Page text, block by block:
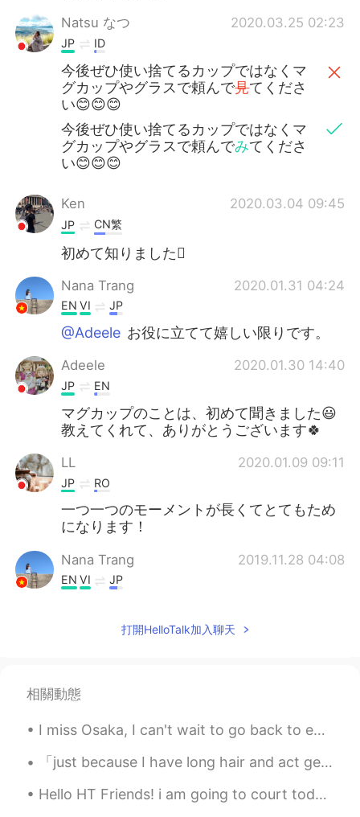
Natsu なつ 2020.03.25 02:23
JP ID
今後ぜひ使い捨てるカップではなくマ
グカップやグラスで頼んで見てくださ
い😊😊😊
今後ぜひ使い捨てるカップではなくマ
グカップやグラスで頼んでみてくださ
い😊😊😊
Ken 2020.03.04 09:45
JP CN繁
初めて知りました
Nana Trang 2020.01.31 04:24
EN VI JP
@Adeele お役に立てて嬉しい限りです。
Adeele 2020.01.30 14:40
JP EN
マグカップのことは、初めて聞きました😃
教えてくれて、ありがとうございます🍀
LL 2020.01.09 09:11
JP RO
一つ一つのモーメントが長くてとてもため
になります！
Nana Trang 2019.11.28 04:08
EN VI JP
チックですね😡😡
@Kayo
Deleted Account 2019.11.28 04:08
JP EN
@Nana Trang
そうですね😭 早くプラスチ
ックを使わなくなって欲しいです！
打開HelloTalk加入聊天
相關動態
I miss Osaka, I can't wait to go back to eat everything and visit friends!! 😊 大阪が恋しいです。戻って全部食べて友...
「just because I have long hair and act gently, doesn’t mean I’m a gurl..」<- how can we say it in ...
Hello HT Friends! i am going to court today to deal with a stupid client in civil court: wish me...